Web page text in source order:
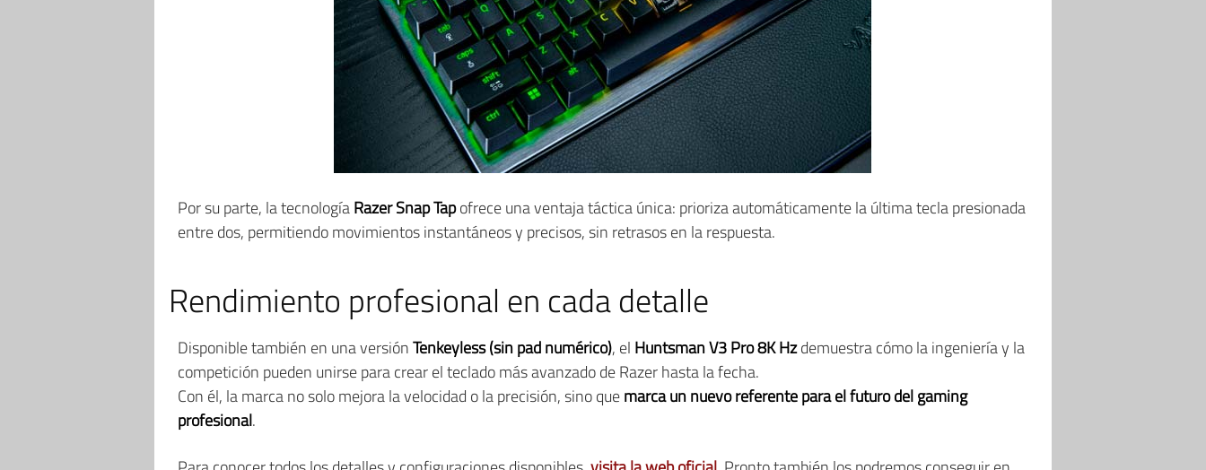
Por su parte, la tecnologíaRazer Snap Tapofrece una ventaja táctica única: prioriza automáticamente la última tecla presionada
entre dos, permitiendo movimientos instantáneos y precisos, sin retrasos en la respuesta.
Rendimiento profesional en cada detalle
Disponible también en una versiónTenkeyless (sin pad numérico), el Huntsman V3 Pro 8K Hzdemuestra cómo la ingeniería y la
competición pueden unirse para crear el teclado más avanzado de Razer hasta la fecha.
Con él, la marca no solo mejora la velocidad o la precisión, sino quemarca un nuevo referente para el futuro del gaming
profesional.